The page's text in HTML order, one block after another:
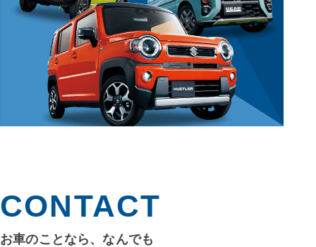
CONTACT
お車のことなら、なんでも